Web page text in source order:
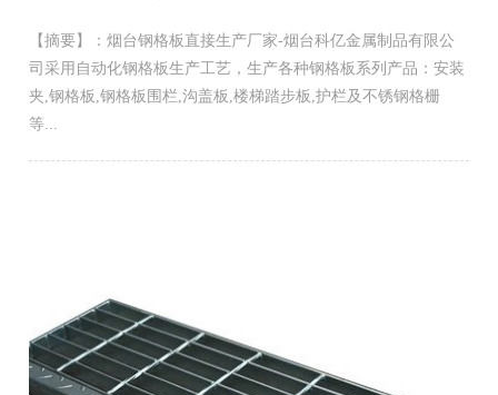
【摘要】：烟台钢格板直接生产厂家-烟台科亿金属制品有限公
司采用自动化钢格板生产工艺，生产各种钢格板系列产品：安装
夹,钢格板,钢格板围栏,沟盖板,楼梯踏步板,护栏及不锈钢格栅
等...